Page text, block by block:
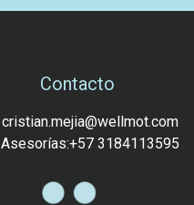
Contacto
cristian.mejia@wellmot.com
Asesorías:+57 3184113595